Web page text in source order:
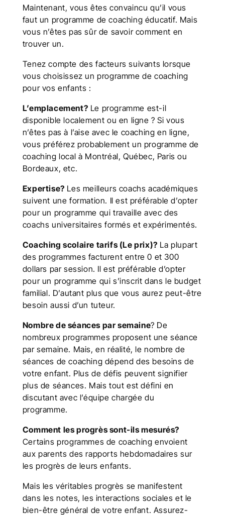
Maintenant, vous êtes convaincu qu’il vous
faut un programme de coaching éducatif. Mais
vous n’êtes pas sûr de savoir comment en
trouver un.
Tenez compte des facteurs suivants lorsque
vous choisissez un programme de coaching
pour vos enfants :
L’emplacement? Le programme est-il
disponible localement ou en ligne ? Si vous
n’êtes pas à l’aise avec le coaching en ligne,
vous préférez probablement un programme de
coaching local à Montréal, Québec, Paris ou
Bordeaux, etc.
Expertise? Les meilleurs coachs académiques
suivent une formation. Il est préférable d’opter
pour un programme qui travaille avec des
coachs universitaires formés et expérimentés.
Coaching scolaire tarifs (Le prix)? La plupart
des programmes facturent entre 0 et 300
dollars par session. Il est préférable d’opter
pour un programme qui s’inscrit dans le budget
familial. D’autant plus que vous aurez peut-être
besoin aussi d’un tuteur.
Nombre de séances par semaine? De
nombreux programmes proposent une séance
par semaine. Mais, en réalité, le nombre de
séances de coaching dépend des besoins de
votre enfant. Plus de défis peuvent signifier
plus de séances. Mais tout est défini en
discutant avec l’équipe chargée du
programme.
Comment les progrès sont-ils mesurés?
Certains programmes de coaching envoient
aux parents des rapports hebdomadaires sur
les progrès de leurs enfants.
Mais les véritables progrès se manifestent
dans les notes, les interactions sociales et le
bien-être général de votre enfant. Assurez-